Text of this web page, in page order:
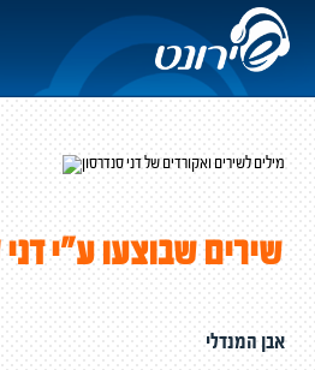
שירים שבוצעו ע"י דני
אבן המנדלי